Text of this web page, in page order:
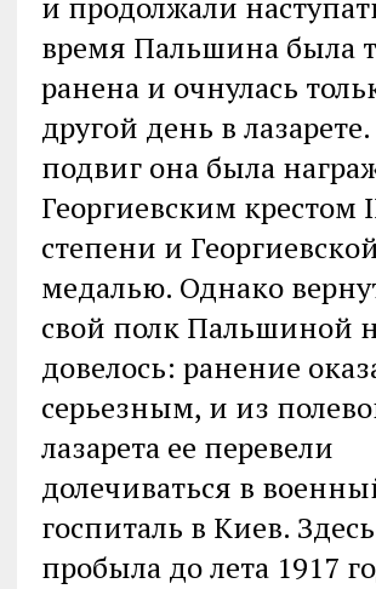
время Пальшина была
ранена и очнулась
другой день в лазарете.
подвиг она была
Георгиевским крестом
степени и
медалью. Однако
свой полк Пальшиной
довелось: ранение
серьезным, и из
лазарета ее перевели
долечиваться в
госпиталь в Киев.
пробыла до лета 1917